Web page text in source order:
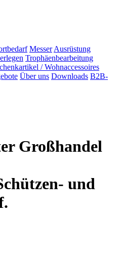
Messer Ausrüstung
Trophäenbearbeitung
/ Wohnaccessoires
Über uns Downloads B2B-
Großhandel
und